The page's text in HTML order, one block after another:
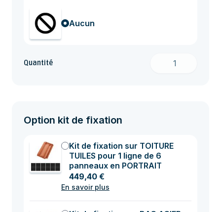
Aucun
Quantité
Option kit de fixation
Kit de fixation sur TOITURE
TUILES pour 1 ligne de 6
panneaux en PORTRAIT
449,40 €
En savoir plus